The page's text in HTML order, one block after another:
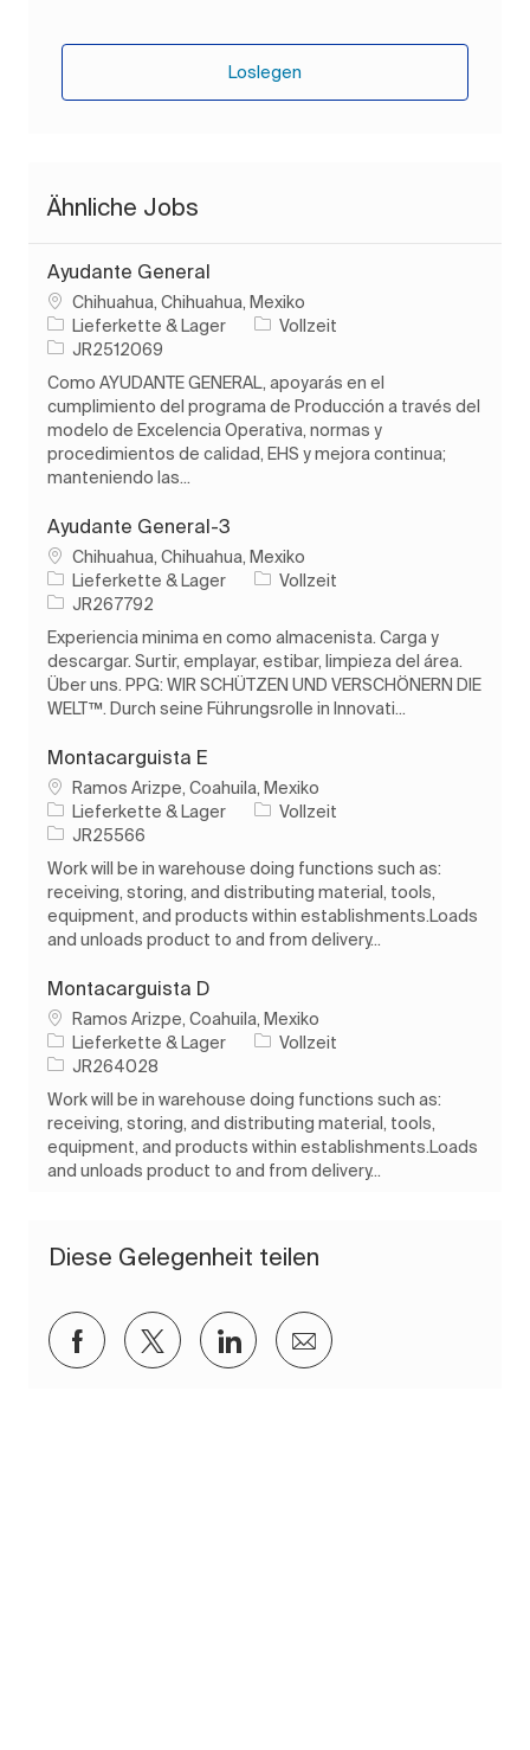
Loslegen
Ähnliche Jobs
Ayudante General
Ort Chihuahua, Chihuahua, Mexiko
Kategorie
Lieferkette & Lager Auftragstyp
Vollzeit
Auftrags-ID
JR2512069
Como AYUDANTE GENERAL, apoyarás en el
cumplimiento del programa de Producción a través del
modelo de Excelencia Operativa, normas y
procedimientos de calidad, EHS y mejora continua;
manteniendo las...
Ayudante General-3
Ort Chihuahua, Chihuahua, Mexiko
Kategorie
Lieferkette & Lager Auftragstyp
Vollzeit
Auftrags-ID
JR267792
Experiencia minima en como almacenista. Carga y
descargar. Surtir, emplayar, estibar, limpieza del área.
Über uns. PPG: WIR SCHÜTZEN UND VERSCHÖNERN DIE
WELT™. Durch seine Führungsrolle in Innovati...
Montacarguista E
Ort
Ramos Arizpe, Coahuila, Mexiko
Kategorie
Lieferkette & Lager Auftragstyp
Vollzeit
Auftrags-ID
JR25566
Work will be in warehouse doing functions such as:
receiving, storing, and distributing material, tools,
equipment, and products within establishments.Loads
and unloads product to and from delivery...
Montacarguista D
Ort
Ramos Arizpe, Coahuila, Mexiko
Kategorie
Lieferkette & Lager Auftragstyp
Vollzeit
Auftrags-ID
JR264028
Work will be in warehouse doing functions such as:
receiving, storing, and distributing material, tools,
equipment, and products within establishments.Loads
and unloads product to and from delivery...
Diese Gelegenheit teilen
Über Facebook teilen
Über Twitter teilen
Über LinkedIn teilen
Per E-Mail teilen